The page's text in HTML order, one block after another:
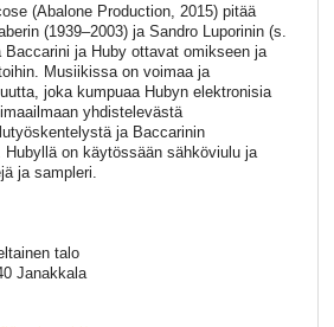
(Abalone Production, 2015) pitää
(1939–2003) ja Sandro Luporinin (s.
ja Huby ottavat omikseen ja
Musiikissa on voimaa ja
joka kumpuaa Hubyn elektronisia
yhdistelevästä
ja Baccarinin
on käytössään sähköviulu ja
ja sampleri.
talo
Janakkala